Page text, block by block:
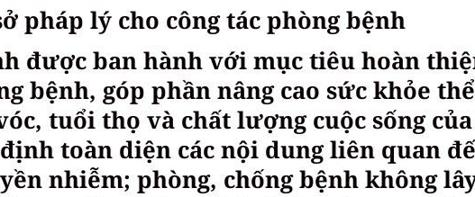
pháp lý cho công tác phòng bệnh
được ban hành với mục tiêu hoàn
bệnh, góp phần nâng cao sức khỏe
tuổi thọ và chất lượng cuộc sống
toàn diện các nội dung liên quan
nhiễm; phòng, chống bệnh không